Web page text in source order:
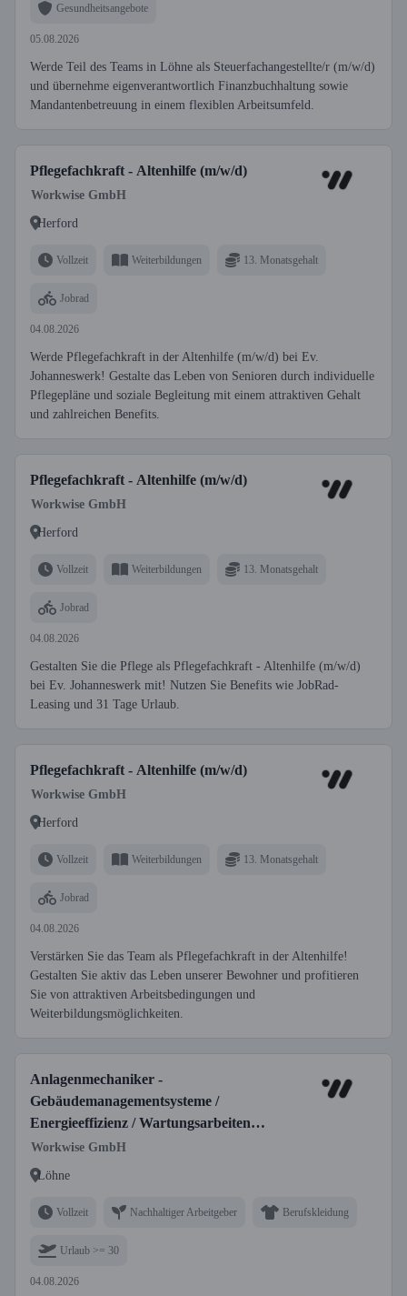
Gesundheitsangebote
05.08.2026
Werde Teil des Teams in Löhne als Steuerfachangestellte/r (m/w/d)
und übernehme eigenverantwortlich Finanzbuchhaltung sowie
Mandantenbetreuung in einem flexiblen Arbeitsumfeld.
Pflegefachkraft - Altenhilfe (m/w/d)
Workwise GmbH
Herford
Vollzeit Weiterbildungen 13. Monatsgehalt
Jobrad
04.08.2026
Werde Pflegefachkraft in der Altenhilfe (m/w/d) bei Ev.
Johanneswerk! Gestalte das Leben von Senioren durch individuelle
Pflegepläne und soziale Begleitung mit einem attraktiven Gehalt
und zahlreichen Benefits.
Pflegefachkraft - Altenhilfe (m/w/d)
Workwise GmbH
Herford
Vollzeit Weiterbildungen 13. Monatsgehalt
Jobrad
04.08.2026
Gestalten Sie die Pflege als Pflegefachkraft - Altenhilfe (m/w/d)
bei Ev. Johanneswerk mit! Nutzen Sie Benefits wie JobRad-
Leasing und 31 Tage Urlaub.
Pflegefachkraft - Altenhilfe (m/w/d)
Workwise GmbH
Herford
Vollzeit Weiterbildungen 13. Monatsgehalt
Jobrad
04.08.2026
Verstärken Sie das Team als Pflegefachkraft in der Altenhilfe!
Gestalten Sie aktiv das Leben unserer Bewohner und profitieren
Sie von attraktiven Arbeitsbedingungen und
Weiterbildungsmöglichkeiten.
Anlagenmechaniker -
Gebäudemanagementsysteme /
Energieeffizienz / Wartungsarbeiten
(m/w/d)
Workwise GmbH
Löhne
Vollzeit Nachhaltiger Arbeitgeber Berufskleidung
Urlaub >= 30
04.08.2026